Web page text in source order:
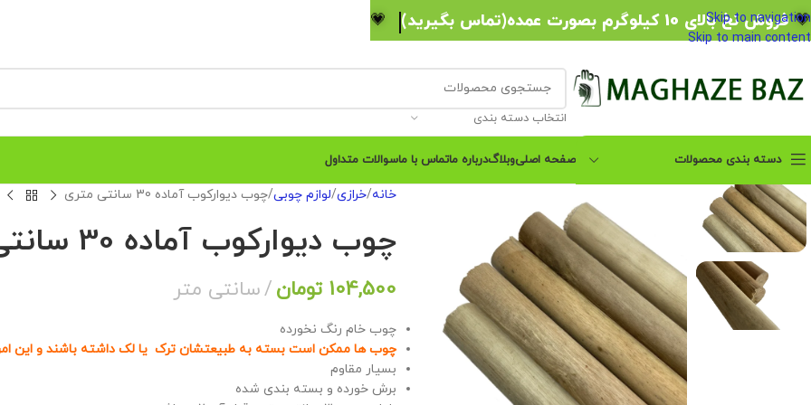
Skip to navigation
Skip to main content
انتخاب دسته بندی
دسته بندی محصولات
پکیج آموزش صفر تا صد
مکرومه بافی
پکیج آموزشی 14 مدل صندل
مکرومه بافی
پکیج آموزشی کیف مکرومه
بافی
آموزش آیینه مکرومه بافی
صفحه اصلیوبلاگدرباره ماتماس با ماسوالات متداول
خانه خرازی لوازم چوبی چوب دیوارکوب آماده 30 سانتی متری
چوب دیوارکوب آماده 30 سانتی متری
104,500 تومان سانتی متر
چوب خام رنگ نخورده
چوب ها ممکن است بسته به طبیعتشان ترک یا لک داشته باشند و این
بسیار مقاوم
برش خورده و بسته بندی شده
💗 فروش نخ بالای 10 کیلوگرم بصورت عمده(تماس بگیرید) 💗